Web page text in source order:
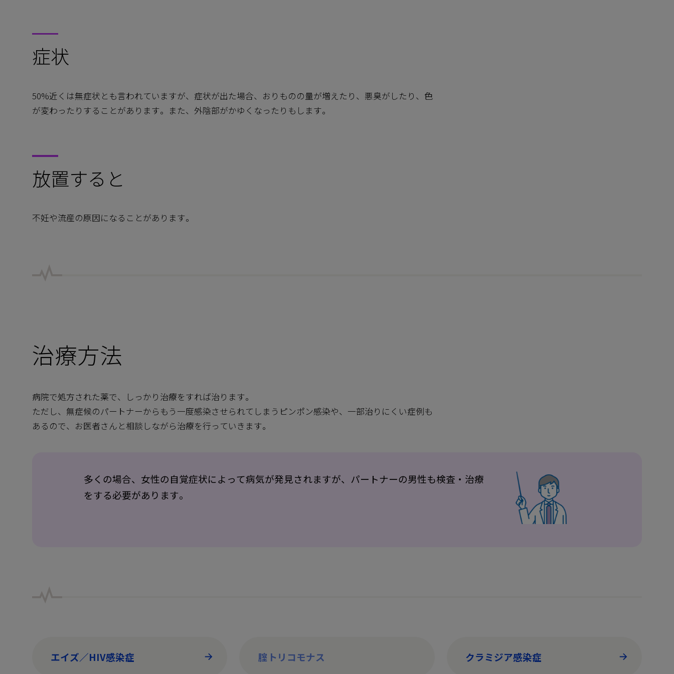
症状
50%近くは無症状とも言われていますが、症状が出た場合、おりものの量が増えたり、悪臭がしたり、色
が変わったりすることがあります。また、外陰部がかゆくなったりもします。
放置すると
不妊や流産の原因になることがあります。
治療方法
病院で処方された薬で、しっかり治療をすれば治ります。
ただし、無症候のパートナーからもう一度感染させられてしまうピンポン感染や、一部治りにくい症例も
あるので、お医者さんと相談しながら治療を行っていきます。
多くの場合、女性の自覚症状によって病気が発見されますが、パートナーの男性も検査・治療
をする必要があります。
エイズ／HIV感染症 腟トリコモナス クラミジア感染症